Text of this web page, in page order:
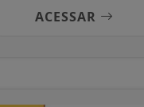
ACESSAR